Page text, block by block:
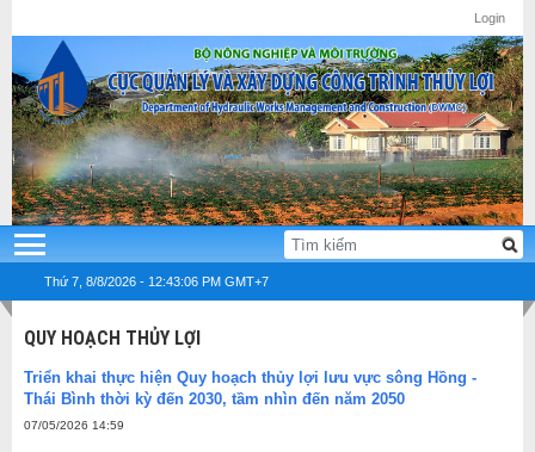
Login
Thứ 7, 8/8/2026 - 12:43:07 PM GMT+7
QUY HOẠCH THỦY LỢI
Triển khai thực hiện Quy hoạch thủy lợi lưu vực sông Hồng -
Thái Bình thời kỳ đến 2030, tầm nhìn đến năm 2050
07/05/2026 14:59